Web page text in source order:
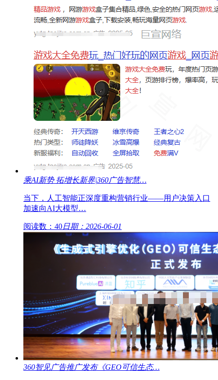
乘AI新势 拓增长新界|360广告智慧…
当下，人工智能正深度重构营销行业——用户决策入口
加速向AI大模型…
阅读数：40日期：2026-06-01
360智见广告推广发布《GEO可信生态…